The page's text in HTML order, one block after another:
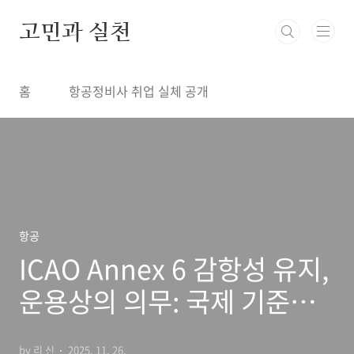
고민과 실천
홈 항공정비사 취업 실체 공개
항공
ICAO Annex 6 감항성 유지,
운용상의 의무: 국제 기준과
by 리 신 2025. 11. 26.